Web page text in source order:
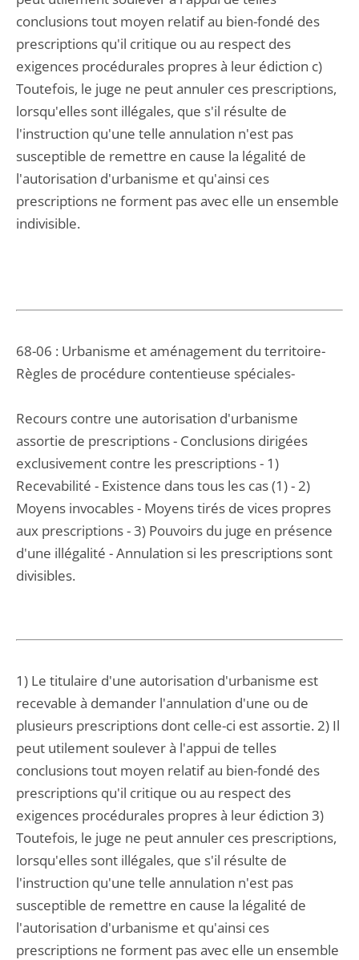
conclusions tout moyen relatif au bien-fondé des
prescriptions qu'il critique ou au respect des
exigences procédurales propres à leur édiction c)
Toutefois, le juge ne peut annuler ces prescriptions,
lorsqu'elles sont illégales, que s'il résulte de
l'instruction qu'une telle annulation n'est pas
susceptible de remettre en cause la légalité de
l'autorisation d'urbanisme et qu'ainsi ces
prescriptions ne forment pas avec elle un ensemble
indivisible.
68-06 : Urbanisme et aménagement du territoire-
Règles de procédure contentieuse spéciales-
Recours contre une autorisation d'urbanisme
assortie de prescriptions - Conclusions dirigées
exclusivement contre les prescriptions - 1)
Recevabilité - Existence dans tous les cas (1) - 2)
Moyens invocables - Moyens tirés de vices propres
aux prescriptions - 3) Pouvoirs du juge en présence
d'une illégalité - Annulation si les prescriptions sont
divisibles.
1) Le titulaire d'une autorisation d'urbanisme est
recevable à demander l'annulation d'une ou de
plusieurs prescriptions dont celle-ci est assortie. 2) Il
peut utilement soulever à l'appui de telles
conclusions tout moyen relatif au bien-fondé des
prescriptions qu'il critique ou au respect des
exigences procédurales propres à leur édiction 3)
Toutefois, le juge ne peut annuler ces prescriptions,
lorsqu'elles sont illégales, que s'il résulte de
l'instruction qu'une telle annulation n'est pas
susceptible de remettre en cause la légalité de
l'autorisation d'urbanisme et qu'ainsi ces
prescriptions ne forment pas avec elle un ensemble